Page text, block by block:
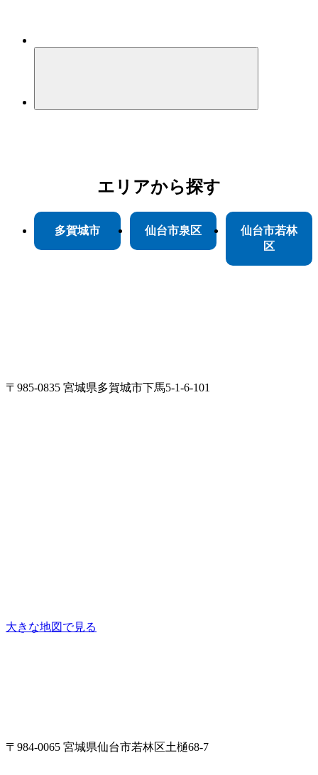
エリアから探す
多賀城市 仙台市泉区
仙台市若林
区
〒985-0835 宮城県多賀城市下馬5-1-6-101
大きな地図で見る
〒984-0065 宮城県仙台市若林区土樋68-7